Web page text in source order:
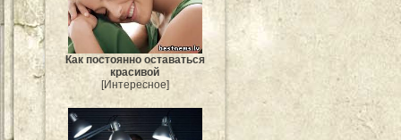
Как постоянно оставаться
красивой
[Интересное]